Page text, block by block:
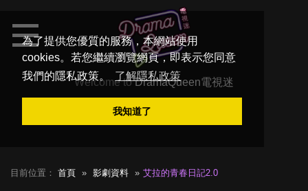
為了提供您優質的服務，本網站使用
cookies。若您繼續瀏覽網頁，即表示您同意
我們的隱私政策。
了解隱私政策
我知道了
Welcome toDramaQueen電視迷
目前位置： 首頁 影劇資料 艾拉的青春日記2.0